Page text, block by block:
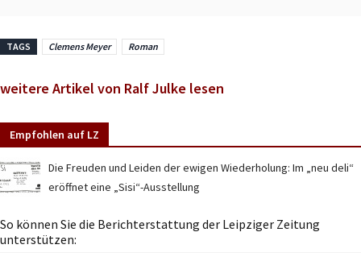
TAGS Clemens Meyer Roman
weitere Artikel von Ralf Julke lesen
Empfohlen auf LZ
Die Freuden und Leiden der ewigen Wiederholung: Im „neu deli“
eröffnet eine „Sisi“-Ausstellung
So können Sie die Berichterstattung der Leipziger Zeitung
unterstützen: